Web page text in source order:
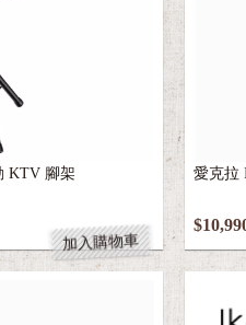
KTV 腳架
加入購物車